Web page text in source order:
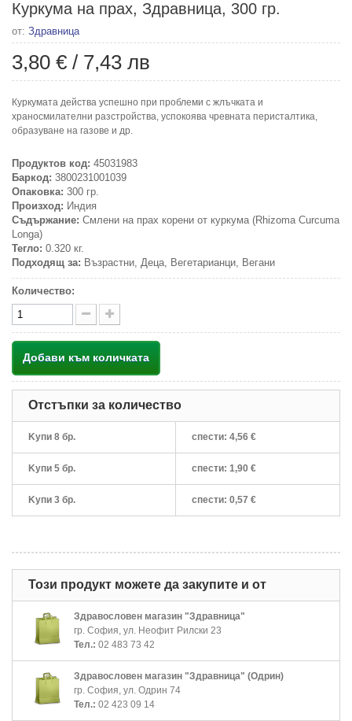
Куркума на прах, Здравница, 300 гр.
от: Здравница
3,80 € / 7,43 лв
Куркумата действа успешно при проблеми с жлъчката и
храносмилателни разстройства, успокоява чревната перисталтика,
образуване на газове и др.
Продуктов код: 45031983
Баркод: 3800231001039
Опаковка: 300 гр.
Произход: Индия
Съдържание: Смлени на прах корени от куркума (Rhizoma Curcuma
Longa)
Тегло: 0.320 кг.
Подходящ за: Възрастни, Деца, Вегетарианци, Вегани
Количество:
Добави към количката
Отстъпки за количество
Kупи 8 бр. спести: 4,56 €
Kупи 5 бр. спести: 1,90 €
Kупи 3 бр. спести: 0,57 €
Този продукт можете да закупите и от
Здравословен магазин "Здравница"
гр. София, ул. Неофит Рилски 23
Тел.: 02 483 73 42
Здравословен магазин "Здравница" (Одрин)
гр. София, ул. Одрин 74
Тел.: 02 423 09 14